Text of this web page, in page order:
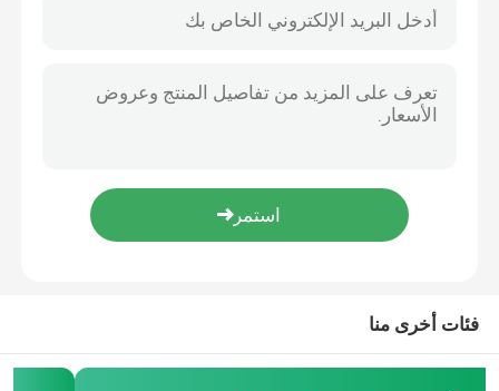
يا خاتم الختم
أجزاء المطاط مصبوب
المعادن ختم غسالة
فئات أخرى منا